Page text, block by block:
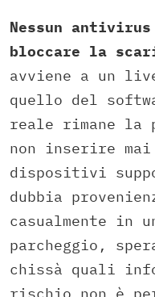
Nessun
bloccare la
avviene a un
quello del
reale rimane la
non inserire
dispositivi
dubbia
casualmente in
parcheggio,
chissà quali
rischio non è